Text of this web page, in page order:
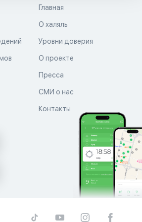
Главная
О халяль
Уровни доверия
О проекте
Пресса
СМИ о нас
Контакты